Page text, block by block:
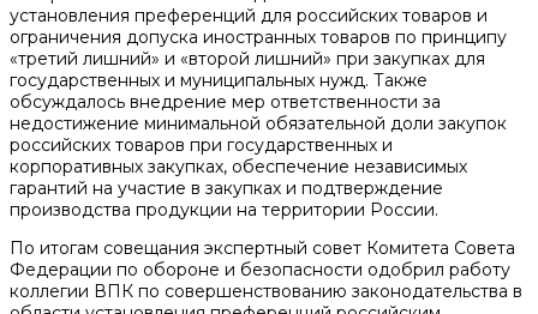
установления преференций для российских товаров и
ограничения допуска иностранных товаров по принципу
«третий лишний» и «второй лишний» при закупках для
государственных и муниципальных нужд. Также
обсуждалось внедрение мер ответственности за
недостижение минимальной обязательной доли закупок
российских товаров при государственных и
корпоративных закупках, обеспечение независимых
гарантий на участие в закупках и подтверждение
производства продукции на территории России.
По итогам совещания экспертный совет Комитета Совета
Федерации по обороне и безопасности одобрил работу
коллегии ВПК по совершенствованию законодательства в